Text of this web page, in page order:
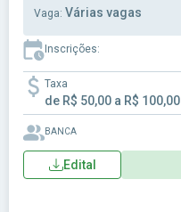
Vaga: Várias vagas
Inscrições:
Taxa
de R$ 50,00 a R$ 100,00
BANCA
Edital